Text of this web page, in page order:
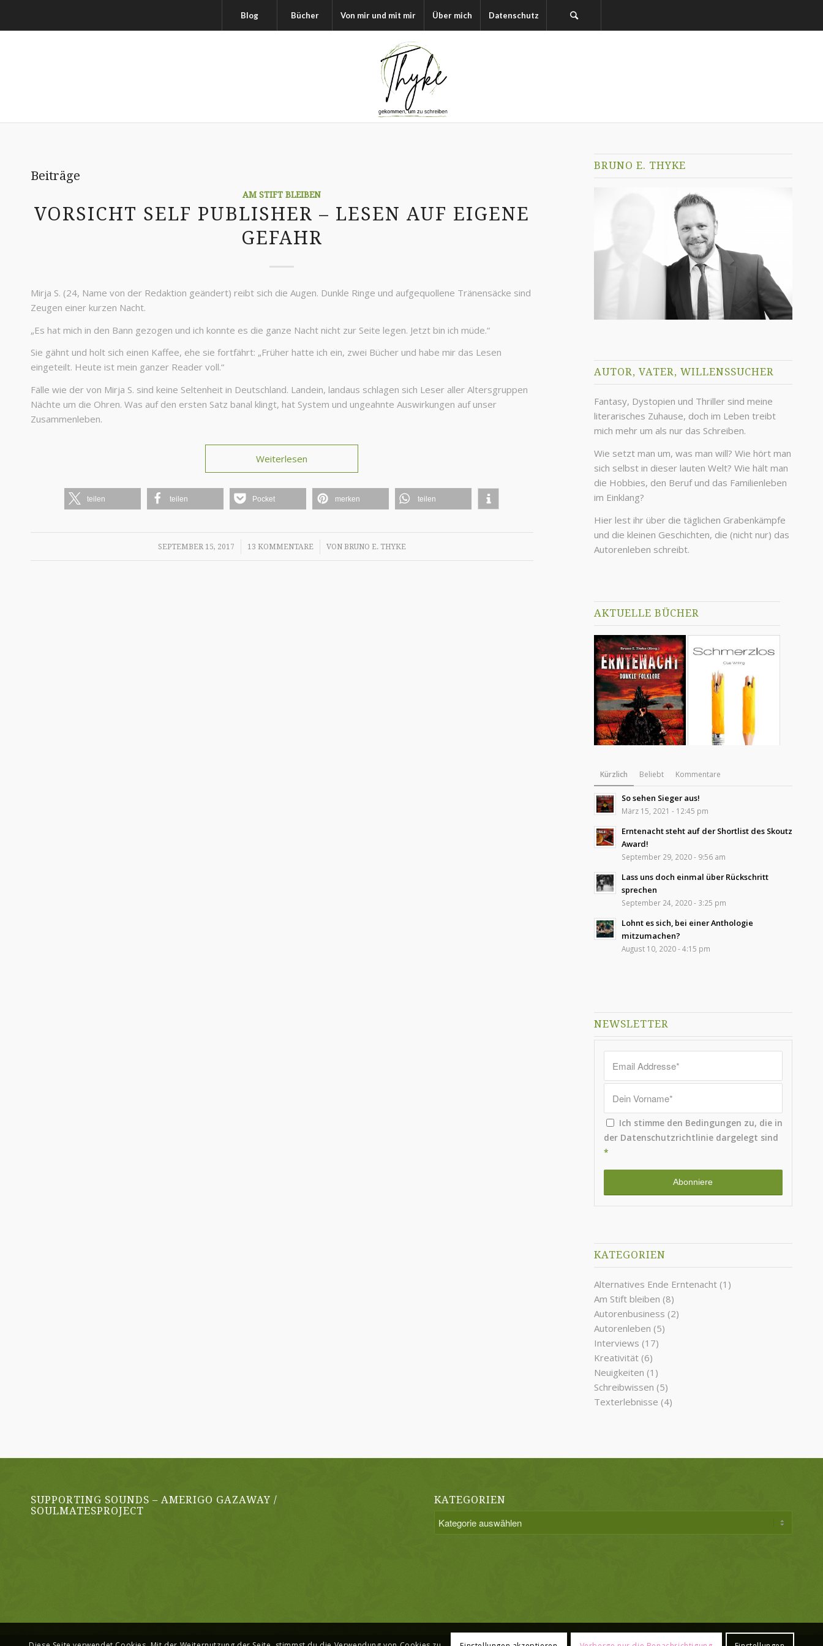
Blog Bücher Von mir und mit mir Über mich Datenschutz
Beiträge
AM STIFT BLEIBEN
VORSICHT SELF PUBLISHER – LESEN AUF EIGENE
GEFAHR
Mirja S. (24, Name von der Redaktion geändert) reibt sich die Augen. Dunkle Ringe und aufgequollene Tränensäcke sind
Zeugen einer kurzen Nacht.
„Es hat mich in den Bann gezogen und ich konnte es die ganze Nacht nicht zur Seite legen. Jetzt bin ich müde.“
Sie gähnt und holt sich einen Kaffee, ehe sie fortfährt: „Früher hatte ich ein, zwei Bücher und habe mir das Lesen
eingeteilt. Heute ist mein ganzer Reader voll.“
Fälle wie der von Mirja S. sind keine Seltenheit in Deutschland. Landein, landaus schlagen sich Leser aller Altersgruppen
Nächte um die Ohren. Was auf den ersten Satz banal klingt, hat System und ungeahnte Auswirkungen auf unser
Zusammenleben.
Weiterlesen
teilen teilen Pocket merken teilen
SEPTEMBER 15, 2017
/ 13 KOMMENTARE
/ VON BRUNO E. THYKE
BRUNO E. THYKE
AUTOR, VATER, WILLENSSUCHER
Fantasy, Dystopien und Thriller sind meine
literarisches Zuhause, doch im Leben treibt
mich mehr um als nur das Schreiben.
Wie setzt man um, was man will? Wie hört man
sich selbst in dieser lauten Welt? Wie hält man
die Hobbies, den Beruf und das Familienleben
im Einklang?
Hier lest ihr über die täglichen Grabenkämpfe
und die kleinen Geschichten, die (nicht nur) das
Autorenleben schreibt.
AKTUELLE BÜCHER
Kürzlich Beliebt Kommentare
So sehen Sieger aus!
März 15, 2021 - 12:45 pm
Erntenacht steht auf der Shortlist des Skoutz
Award!
September 29, 2020 - 9:56 am
Lass uns doch einmal über Rückschritt
sprechen
September 24, 2020 - 3:25 pm
Lohnt es sich, bei einer Anthologie
mitzumachen?
August 10, 2020 - 4:15 pm
NEWSLETTER
Ich stimme den Bedingungen zu, die in
der Datenschutzrichtliniedargelegt sind
*
KATEGORIEN
Alternatives Ende Erntenacht(1)
Am Stift bleiben (8)
Autorenbusiness (2)
Autorenleben (5)
Interviews (17)
Kreativität(6)
Neuigkeiten (1)
Schreibwissen (5)
Texterlebnisse (4)
SUPPORTING SOUNDS – AMERIGO GAZAWAY /
SOULMATESPROJECT
KATEGORIEN
Kategorien